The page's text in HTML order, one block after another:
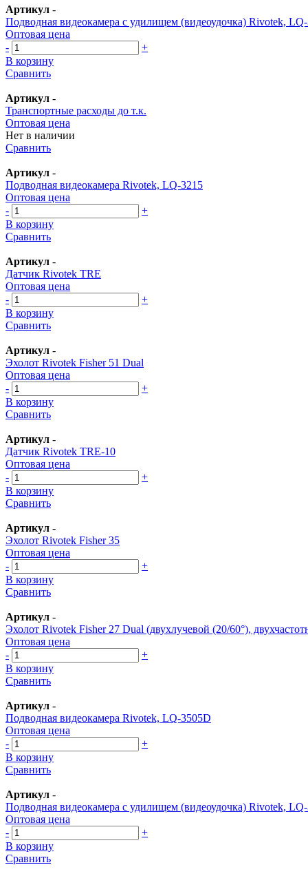
Артикул -
Подводная видеокамера с удилищем (видеоудочка) Rivotek,
Оптовая цена
-
+
В корзину
Сравнить
Артикул -
Транспортные расходы до т.к.
Оптовая цена
Нет в наличии
Сравнить
Артикул -
Подводная видеокамера Rivotek, LQ-3215
Оптовая цена
-
+
В корзину
Сравнить
Артикул -
Датчик Rivotek TRE
Оптовая цена
-
+
В корзину
Сравнить
Артикул -
Эхолот Rivotek Fisher 51 Dual
Оптовая цена
-
+
В корзину
Сравнить
Артикул -
Датчик Rivotek TRE-10
Оптовая цена
-
+
В корзину
Сравнить
Артикул -
Эхолот Rivotek Fisher 35
Оптовая цена
-
+
В корзину
Сравнить
Артикул -
Эхолот Rivotek Fisher 27 Dual (двухлучевой (20/60°),
Оптовая цена
-
+
В корзину
Сравнить
Артикул -
Подводная видеокамера Rivotek, LQ-3505D
Оптовая цена
-
+
В корзину
Сравнить
Артикул -
Подводная видеокамера с удилищем (видеоудочка) Rivotek,
Оптовая цена
-
+
В корзину
Сравнить